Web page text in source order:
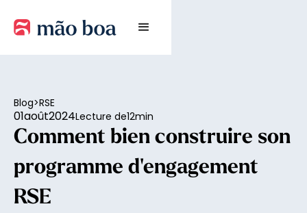
Blog>RSE
01août2024Lecture de12min
Comment bien construire son
programme d'engagement
RSE